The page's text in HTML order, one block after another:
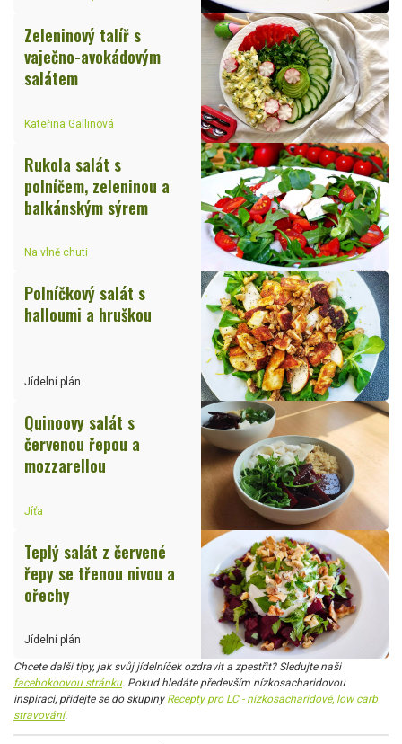
Zeleninový talíř s
vaječno-avokádovým
salátem
Kateřina Gallinová
Rukola salát s
polníčem, zeleninou a
balkánským sýrem
Na vlně chuti
Polníčkový salát s
halloumi a hruškou
Jídelní plán
Quinoovy salát s
červenou řepou a
mozzarellou
Jíťa
Teplý salát z červené
řepy se třenou nivou a
ořechy
Jídelní plán
Chcete další tipy, jak svůj jídelníček ozdravit a zpestřit? Sledujte naši
facebokoovou stránku. Pokud hledáte především nízkosacharidovou
inspiraci, přidejte se do skupiny Recepty pro LC - nízkosacharidové, low carb
stravování.